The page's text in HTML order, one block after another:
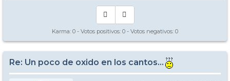
Karma: 0 - Votos positivos: 0 - Votos negativos: 0
Re: Un poco de oxido en los cantos...